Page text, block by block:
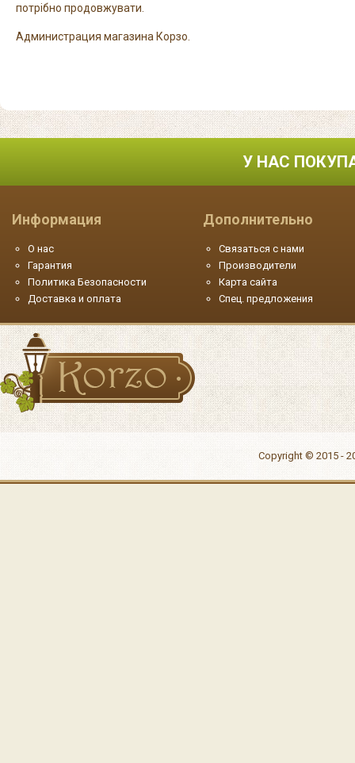
потрібно продовжувати.
Администрация магазина Корзо.
У НАС
Информация
О нас
Гарантия
Политика Безопасности
Доставка и оплата
Дополнительно
Связаться с нами
Производители
Карта сайта
Спец. предложения
Copyright © 2015 -